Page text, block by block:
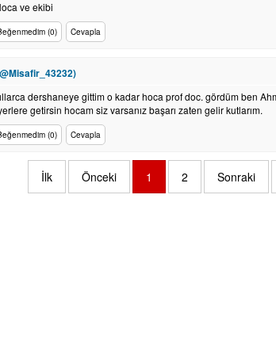
ve ekibi
(0) Cevapla
dershaneye gittim o kadar hoca prof doc. gördüm ben
getirsin hocam siz varsanız başarı zaten gelir kutlarım.
(0) Cevapla
İlk Önceki 1 2 Sonraki